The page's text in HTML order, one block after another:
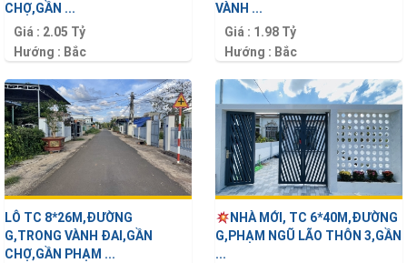
VÀNH ...
Giá : 1.98 Tỷ
Hướng : Bắc
CHỢ,GẦN ...
Giá : 2.05 Tỷ
Hướng : Bắc
NHÀ MỚI, TC 6*40M,ĐƯỜNG
G,PHẠM NGŨ LÃO THÔN 3,GẦN
...
LÔ TC 8*26M,ĐƯỜNG
G,TRONG VÀNH ĐAI,GẦN
CHỢ,GẦN PHẠM ...